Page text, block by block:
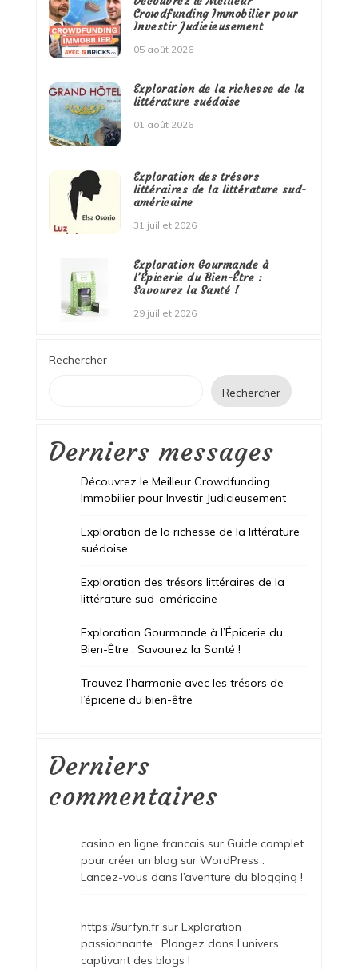
Crowdfunding Immobilier pour
Investir Judicieusement
05 août 2026
Exploration de la richesse de la
littérature suédoise
01 août 2026
Exploration des trésors
littéraires de la littérature sud-
américaine
31 juillet 2026
Exploration Gourmande à
l’Épicerie du Bien-Être :
Savourez la Santé !
29 juillet 2026
Rechercher
Rechercher
Derniers messages
Découvrez le Meilleur Crowdfunding
Immobilier pour Investir Judicieusement
Exploration de la richesse de la littérature
suédoise
Exploration des trésors littéraires de la
littérature sud-américaine
Exploration Gourmande à l’Épicerie du
Bien-Être : Savourez la Santé !
Trouvez l’harmonie avec les trésors de
l’épicerie du bien-être
Derniers
commentaires
casino en ligne francais sur Guide complet
pour créer un blog sur WordPress :
Lancez-vous dans l’aventure du blogging !
https://surfyn.frsur Exploration
passionnante : Plongez dans l’univers
captivant des blogs !